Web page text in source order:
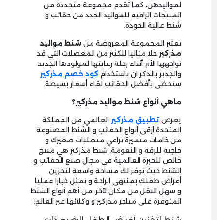
لمواليدهن، كما تقدم مجموعة متجددة من
المنتجات الراقية للمواليد الجدد من حقائب و
شنط عالية الجودة.
تعتبر المجموعة المعروضة من شنط مواليد
مذركير حلا مثاليا للكثير من المعضلات التي قد
تواجهها الأم أثناء رحلة رعايتها لمولودها الجديد
والجدير بالذكر ان باستخدام كود خصم مذركير
ستحظى بأفضل الحقائب لقاء أسعار بسيطة.
ماهي أنواع شنط مواليد مذركير؟
يعرض تطبيق مذركير العالمي من المملكة
المتحدة أرقى أنواع الحقائب و الشنط المصنوعة
من خامات متميزة تراعي متطلبات صغيرك و
حاجته للرقة و النعومة. شنط مذركير هي منتج
خالص للخبرة العالمية في مجال صنع الحقائب و
الشنط حيث توفر لك مساحة واسعة لتخزين
أغراض طفلك بمنتهى الراحة و تمثل خيارا عمليا
و سهل النقل من مكان لآخر. من أهم أنواع الشنط
المتوفرة على متاجر مذركير و وكلائها عبر العالم: